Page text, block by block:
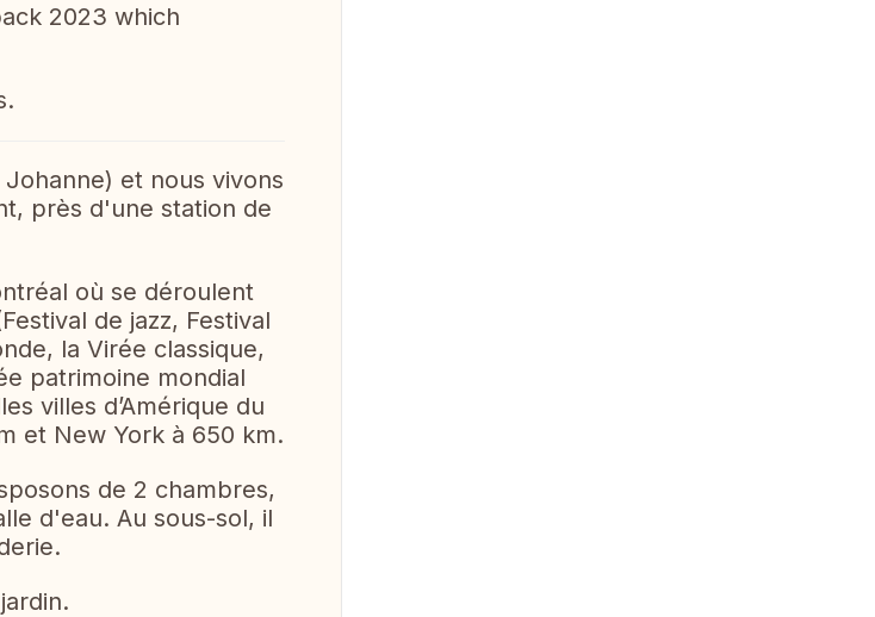
2023 which
et nous vivons
près d'une station de
où se déroulent
de jazz, Festival
la Virée classique,
patrimoine mondial
villes d’Amérique du
et New York à 650 km.
de 2 chambres,
d'eau. Au sous-sol, il